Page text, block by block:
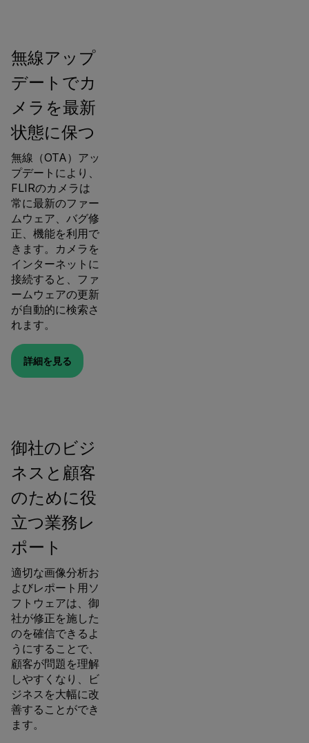
無線アップ
デートでカ
メラを最新
状態に保つ
無線（OTA）アッ
プデートにより、
FLIRのカメラは
常に最新のファー
ムウェア、バグ修
正、機能を利用で
きます。カメラを
インターネットに
接続すると、ファ
ームウェアの更新
が自動的に検索さ
れます。
詳細を見る
御社のビジ
ネスと顧客
のために役
立つ業務レ
ポート
適切な画像分析お
よびレポート用ソ
フトウェアは、御
社が修正を施した
のを確信できるよ
うにすることで、
顧客が問題を理解
しやすくなり、ビ
ジネスを大幅に改
善することができ
ます。